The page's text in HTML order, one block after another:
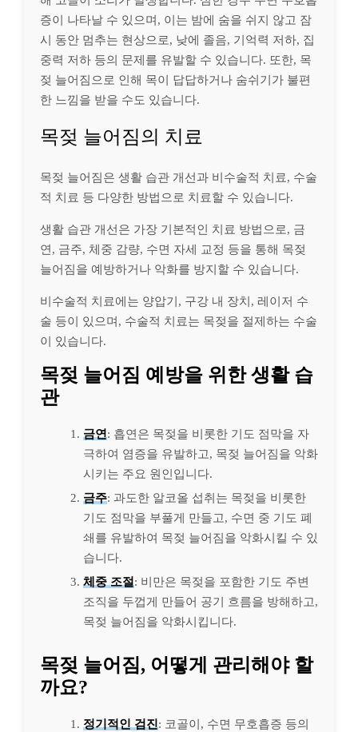
증이 나타날 수 있으며, 이는 밤에 숨을 쉬지 않고 잠
시 동안 멈추는 현상으로, 낮에 졸음, 기억력 저하, 집
중력 저하 등의 문제를 유발할 수 있습니다. 또한, 목
젖 늘어짐으로 인해 목이 답답하거나 숨쉬기가 불편
한 느낌을 받을 수도 있습니다.
목젖 늘어짐의 치료
목젖 늘어짐은 생활 습관 개선과 비수술적 치료, 수술
적 치료 등 다양한 방법으로 치료할 수 있습니다.
생활 습관 개선은 가장 기본적인 치료 방법으로, 금
연, 금주, 체중 감량, 수면 자세 교정 등을 통해 목젖
늘어짐을 예방하거나 악화를 방지할 수 있습니다.
비수술적 치료에는 양압기, 구강 내 장치, 레이저 수
술 등이 있으며, 수술적 치료는 목젖을 절제하는 수술
이 있습니다.
목젖 늘어짐 예방을 위한 생활 습
관
금연 : 흡연은 목젖을 비롯한 기도 점막을 자
극하여 염증을 유발하고, 목젖 늘어짐을 악화
시키는 주요 원인입니다.
금주: 과도한 알코올 섭취는 목젖을 비롯한
기도 점막을 부풀게 만들고, 수면 중 기도 폐
쇄를 유발하여 목젖 늘어짐을 악화시킬 수 있
습니다.
체중 조절 : 비만은 목젖을 포함한 기도 주변
조직을 두껍게 만들어 공기 흐름을 방해하고,
목젖 늘어짐을 악화시킵니다.
목젖 늘어짐, 어떻게 관리해야 할
까요?
정기적인 검진: 코골이, 수면 무호흡증 등의